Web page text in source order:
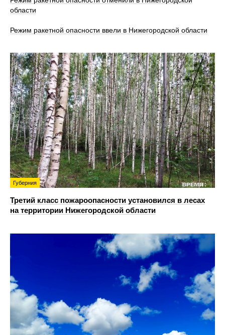
области
Режим ракетной опасности ввели в Нижегородской области
Губерния
Третий класс пожароопасности установился в лесах
на территории Нижегородской области